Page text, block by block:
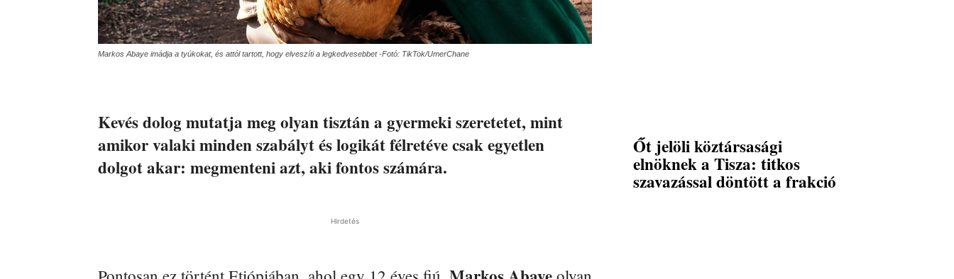
Markos Abaye imádja a tyúkokat, és attól tartott, hogy elveszíti a legkedvesebbet -Fotó: TikTok/UmerChane
Kevés dolog mutatja meg olyan tisztán a gyermeki szeretetet, mint
amikor valaki minden szabályt és logikát félretéve csak egyetlen
dolgot akar: megmenteni azt, aki fontos számára.
Hirdetés
Őt jelöli köztársasági
elnöknek a Tisza: titkos
szavazással döntött a frakció